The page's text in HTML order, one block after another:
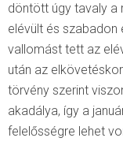
döntött úgy tavaly a
elévült és
vallomást tett az
után az
törvény szerint
akadálya, így a
felelősségre lehet